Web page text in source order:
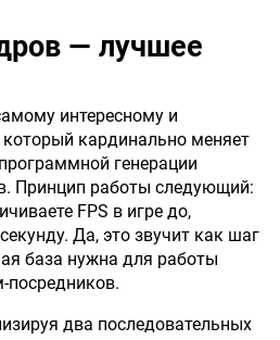
— лучшее
интересному и
кардинально меняет
генерации
Принцип работы следующий:
FPS в игре до,
Да, это звучит как шаг
база нужна для работы
посредников.
два последовательных